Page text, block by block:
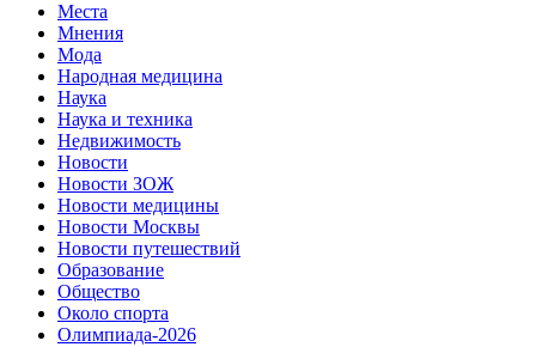
Места
Мнения
Мода
Народная медицина
Наука
Наука и техника
Недвижимость
Новости
Новости ЗОЖ
Новости медицины
Новости Москвы
Новости путешествий
Образование
Общество
Около спорта
Олимпиада-2026